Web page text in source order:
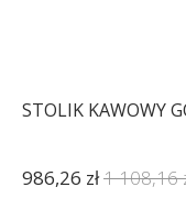
STOLIK KAWOWY
986,26 zł1 108,16